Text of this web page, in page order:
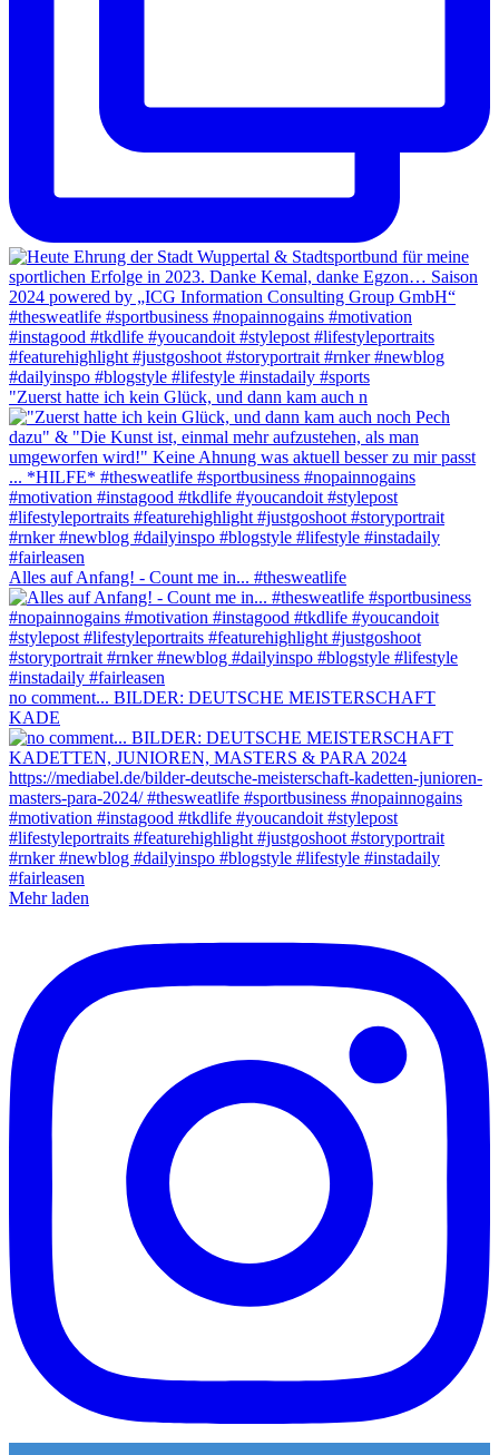
"Zuerst hatte ich kein Glück, und dann kam auch n
Alles auf Anfang! - Count me in... #thesweatlife
no comment... BILDER: DEUTSCHE MEISTERSCHAFT
KADE
Mehr laden